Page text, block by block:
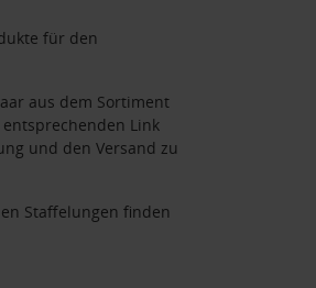
für den
aus dem Sortiment
Link
und den Versand zu
Staffelungen finden